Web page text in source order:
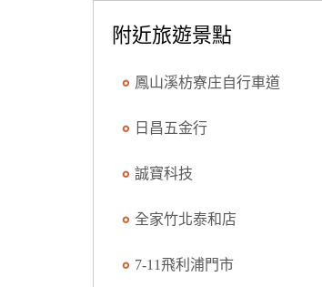
附近旅遊景點
鳳山溪枋寮庄自行車道
日昌五金行
誠寶科技
全家竹北泰和店
7-11飛利浦門市